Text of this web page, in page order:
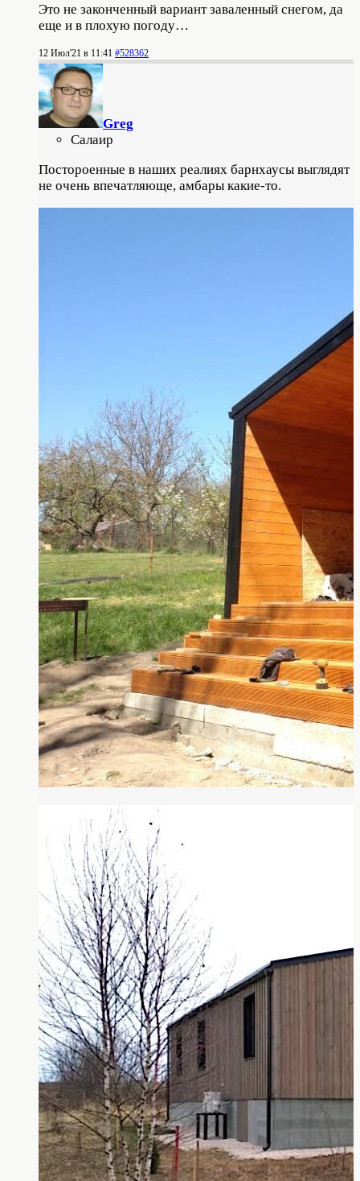
Это не законченный вариант заваленный снегом, да
еще и в плохую погоду…
12 Июл'21 в 11:41 #528362
Greg
Салаир
Постороенные в наших реалиях барнхаусы выглядят
не очень впечатляюще, амбары какие-то.